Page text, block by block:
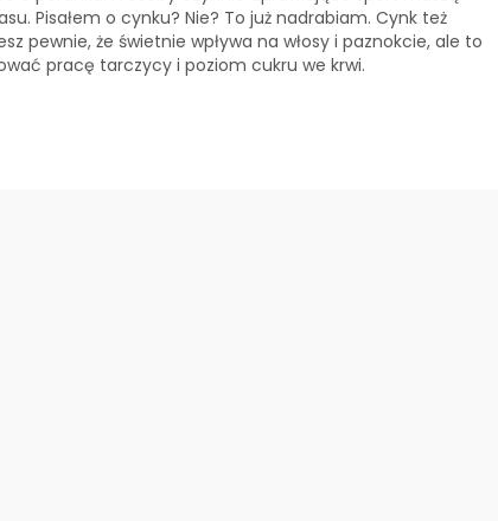
Pisałem o cynku? Nie? To już nadrabiam. Cynk też
pewnie, że świetnie wpływa na włosy i paznokcie, ale to
pracę tarczycy i poziom cukru we krwi.